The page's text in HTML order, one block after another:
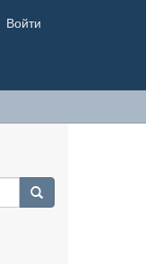
Войти